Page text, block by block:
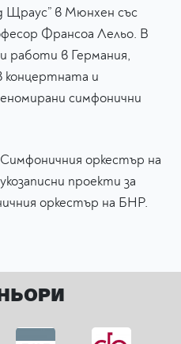
Щраус” в Мюнхен със
Франсоа Лельо. В
работи в Германия,
концертната и
симфонични
оркестър на
проекти за
оркестър на БНР.